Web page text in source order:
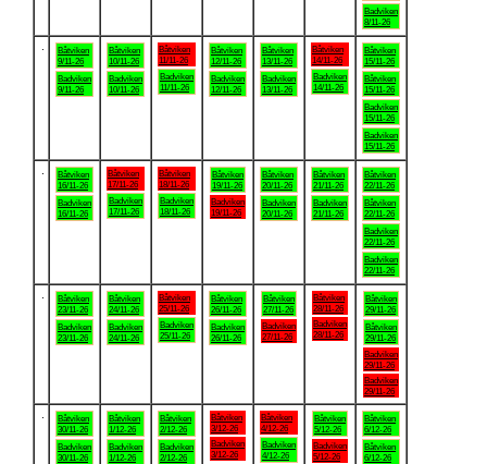
Badviken
8/11-26
Båtviken
9/11-26
Badviken
9/11-26
Båtviken
10/11-26
Badviken
10/11-26
Båtviken
11/11-26
Badviken
11/11-26
Båtviken
12/11-26
Badviken
12/11-26
Båtviken
13/11-26
Badviken
13/11-26
Båtviken
14/11-26
Badviken
14/11-26
Båtviken
15/11-26
Båtviken
15/11-26
Badviken
15/11-26
Badviken
15/11-26
Båtviken
16/11-26
Badviken
16/11-26
Båtviken
17/11-26
Badviken
17/11-26
Båtviken
18/11-26
Badviken
18/11-26
Båtviken
19/11-26
Badviken
19/11-26
Båtviken
20/11-26
Badviken
20/11-26
Båtviken
21/11-26
Badviken
21/11-26
Båtviken
22/11-26
Båtviken
22/11-26
Badviken
22/11-26
Badviken
22/11-26
Båtviken
23/11-26
Badviken
23/11-26
Båtviken
24/11-26
Badviken
24/11-26
Båtviken
25/11-26
Badviken
25/11-26
Båtviken
26/11-26
Badviken
26/11-26
Båtviken
27/11-26
Badviken
27/11-26
Båtviken
28/11-26
Badviken
28/11-26
Båtviken
29/11-26
Båtviken
29/11-26
Badviken
29/11-26
Badviken
29/11-26
Båtviken
30/11-26
Badviken
30/11-26
Båtviken
1/12-26
Badviken
1/12-26
Båtviken
2/12-26
Badviken
2/12-26
Båtviken
3/12-26
Badviken
3/12-26
Båtviken
4/12-26
Badviken
4/12-26
Båtviken
5/12-26
Badviken
5/12-26
Båtviken
6/12-26
Båtviken
6/12-26